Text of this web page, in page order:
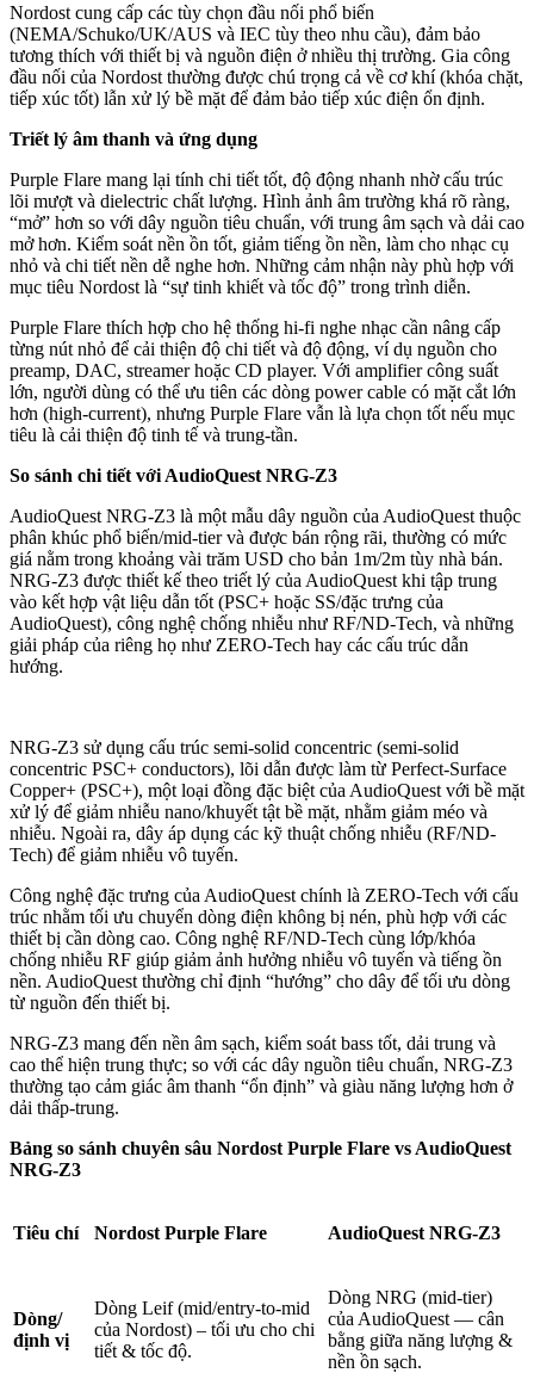
Nordost cung cấp các tùy chọn đầu nối phổ biến
(NEMA/Schuko/UK/AUS và IEC tùy theo nhu cầu), đảm bảo
tương thích với thiết bị và nguồn điện ở nhiều thị trường. Gia công
đầu nối của Nordost thường được chú trọng cả về cơ khí (khóa chặt,
tiếp xúc tốt) lẫn xử lý bề mặt để đảm bảo tiếp xúc điện ổn định.
Triết lý âm thanh và ứng dụng
Purple Flare mang lại tính chi tiết tốt, độ động nhanh nhờ cấu trúc
lõi mượt và dielectric chất lượng. Hình ảnh âm trường khá rõ ràng,
“mở” hơn so với dây nguồn tiêu chuẩn, với trung âm sạch và dải cao
mở hơn. Kiểm soát nền ồn tốt, giảm tiếng ồn nền, làm cho nhạc cụ
nhỏ và chi tiết nền dễ nghe hơn. Những cảm nhận này phù hợp với
mục tiêu Nordost là “sự tinh khiết và tốc độ” trong trình diễn.
Purple Flare thích hợp cho hệ thống hi-fi nghe nhạc cần nâng cấp
từng nút nhỏ để cải thiện độ chi tiết và độ động, ví dụ nguồn cho
preamp, DAC, streamer hoặc CD player. Với amplifier công suất
lớn, người dùng có thể ưu tiên các dòng power cable có mặt cắt lớn
hơn (high-current), nhưng Purple Flare vẫn là lựa chọn tốt nếu mục
tiêu là cải thiện độ tinh tế và trung-tần.
So sánh chi tiết với AudioQuest NRG-Z3
AudioQuest NRG-Z3 là một mẫu dây nguồn của AudioQuest thuộc
phân khúc phổ biến/mid-tier và được bán rộng rãi, thường có mức
giá nằm trong khoảng vài trăm USD cho bản 1m/2m tùy nhà bán.
NRG-Z3 được thiết kế theo triết lý của AudioQuest khi tập trung
vào kết hợp vật liệu dẫn tốt (PSC+ hoặc SS/đặc trưng của
AudioQuest), công nghệ chống nhiễu như RF/ND-Tech, và những
giải pháp của riêng họ như ZERO-Tech hay các cấu trúc dẫn
hướng.
NRG-Z3 sử dụng cấu trúc semi-solid concentric (semi-solid
concentric PSC+ conductors), lõi dẫn được làm từ Perfect-Surface
Copper+ (PSC+), một loại đồng đặc biệt của AudioQuest với bề mặt
xử lý để giảm nhiễu nano/khuyết tật bề mặt, nhằm giảm méo và
nhiễu. Ngoài ra, dây áp dụng các kỹ thuật chống nhiễu (RF/ND-
Tech) để giảm nhiễu vô tuyến.
Công nghệ đặc trưng của AudioQuest chính là ZERO-Tech với cấu
trúc nhằm tối ưu chuyển dòng điện không bị nén, phù hợp với các
thiết bị cần dòng cao. Công nghệ RF/ND-Tech cùng lớp/khóa
chống nhiễu RF giúp giảm ảnh hưởng nhiễu vô tuyến và tiếng ồn
nền. AudioQuest thường chỉ định “hướng” cho dây để tối ưu dòng
từ nguồn đến thiết bị.
NRG-Z3 mang đến nền âm sạch, kiểm soát bass tốt, dải trung và
cao thể hiện trung thực; so với các dây nguồn tiêu chuẩn, NRG-Z3
thường tạo cảm giác âm thanh “ổn định” và giàu năng lượng hơn ở
dải thấp-trung.
Bảng so sánh chuyên sâu Nordost Purple Flare vs AudioQuest
NRG-Z3
Tiêu chí Nordost Purple Flare AudioQuest NRG-Z3
Dòng/
định vị
Dòng Leif (mid/entry-to-mid
của Nordost) – tối ưu cho chi
tiết & tốc độ.
Dòng NRG (mid-tier)
của AudioQuest — cân
bằng giữa năng lượng &
nền ồn sạch.